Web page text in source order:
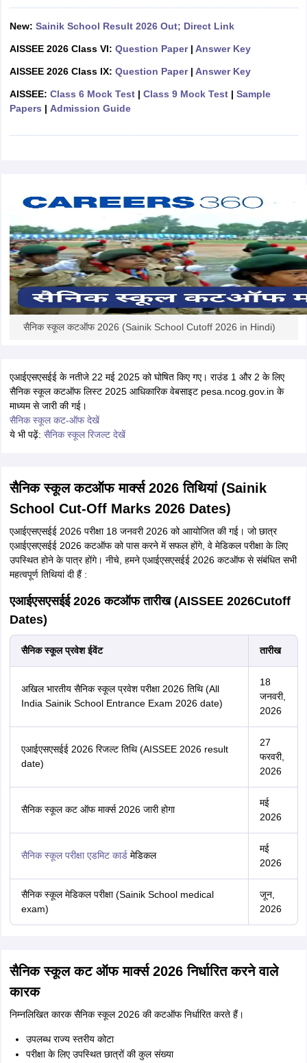
Public School AdmissionsNavyug School AdmissionMGGS School
Schools in Jaipur Schools in LucknowSchools in Gurgaon
Medium Schools in IndiaGujarati Medium Schools in India
Army Public Schools in India
HBSE 12th Syllabus HPBOSE 12th Syllabus
NBSE HSSLC
Class 12 Question Papers
HBSE 12th Question Papers GSEB
GSEB SSC Question PapersGoa Board SSC Question Paper
for Class 10Syllabus for Class 11Syllabus for Class 12NCERT
New: Sainik School Result 2026 Out; Direct Link
AISSEE 2026 Class VI: Question Paper| Answer Key
AISSEE 2026 Class IX: Question Paper| Answer Key
AISSEE: Class 6 Mock Test| Class 9 Mock Test| Sample
Papers | Admission Guide
सैनिक स्कूल कटऑफ 2026 (Sainik School Cutoff 2026 in Hindi)
एआईएसएसईई के नतीजे 22 मई 2025 को घोषित किए गए। राउंड 1 और 2 के लिए
सैनिक स्कूल कटऑफ लिस्ट 2025 आधिकारिक वेबसाइट pesa.ncog.gov.in के
माध्यम से जारी की गई।
सैनिक स्कूल कट-ऑफ देखें
ये भी पढ़ें: सैनिक स्कूल रिजल्ट देखें
सैनिक स्कूल कटऑफ मार्क्स 2026 तिथियां (Sainik
School Cut-Off Marks 2026 Dates)
एआईएसएसईई 2026 परीक्षा 18 जनवरी 2026 को आायोजित की गई। जो छात्र
एआईएसएसईई 2026 कटऑफ को पास करने में सफल होंगे, वे मेडिकल परीक्षा के लिए
उपस्थित होने के पात्र होंगे। नीचे, हमने एआईएसएसईई 2026 कटऑफ से संबंधित सभी
महत्वपूर्ण तिथियां दी हैं :
एआईएसएसईई 2026 कटऑफ तारीख (AISSEE 2026Cutoff
Dates)
सैनिक स्कूल प्रवेश ईवेंट तारीख
अखिल भारतीय सैनिक स्कूल प्रवेश परीक्षा 2026 तिथि (All
India Sainik School Entrance Exam 2026 date)
18
जनवरी,
2026
एआईएसएसईई 2026 रिजल्ट तिथि (AISSEE 2026 result
date)
27
फरवरी,
2026
सैनिक स्कूल कट ऑफ मार्क्स 2026 जारी होगा
मई
2026
सैनिक स्कूल परीक्षा एडमिट कार्डमेडिकल
मई
2026
सैनिक स्कूल मेडिकल परीक्षा (Sainik School medical
exam)
जून,
2026
सैनिक स्कूल कट ऑफ मार्क्स 2026 निर्धारित करने वाले
कारक
निम्नलिखित कारक सैनिक स्कूल 2026 की कटऑफ निर्धारित करते हैं।
उपलब्ध राज्य स्तरीय कोटा
परीक्षा के लिए उपस्थित छात्रों की कुल संख्या